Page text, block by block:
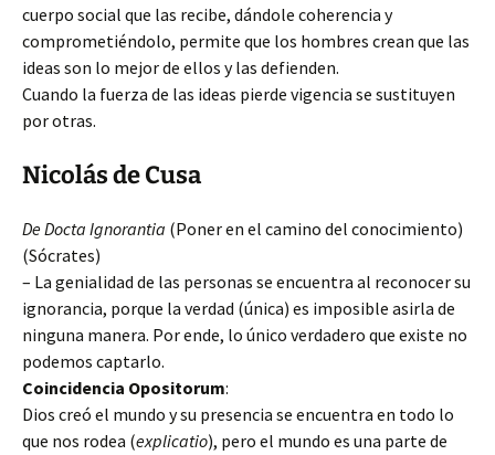
cuerpo social que las recibe, dándole coherencia y
comprometiéndolo, permite que los hombres crean que las
ideas son lo mejor de ellos y las defienden.
Cuando la fuerza de las ideas pierde vigencia se sustituyen
por otras.
Nicolás de Cusa
De Docta Ignorantia (Poner en el camino del conocimiento)
(Sócrates)
– La genialidad de las personas se encuentra al reconocer su
ignorancia, porque la verdad (única) es imposible asirla de
ninguna manera. Por ende, lo único verdadero que existe no
podemos captarlo.
Coincidencia Opositorum:
Dios creó el mundo y su presencia se encuentra en todo lo
que nos rodea (explicatio), pero el mundo es una parte de